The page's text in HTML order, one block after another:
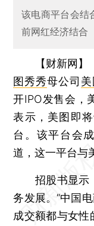
该电商平台会结
前网红经济结合
【财新网
图秀秀母公司 美
开IPO发售会，
表示，美图即
台。该平台会
道，这一平台与
招股书显示，
务发展。“中国
成交额都与女